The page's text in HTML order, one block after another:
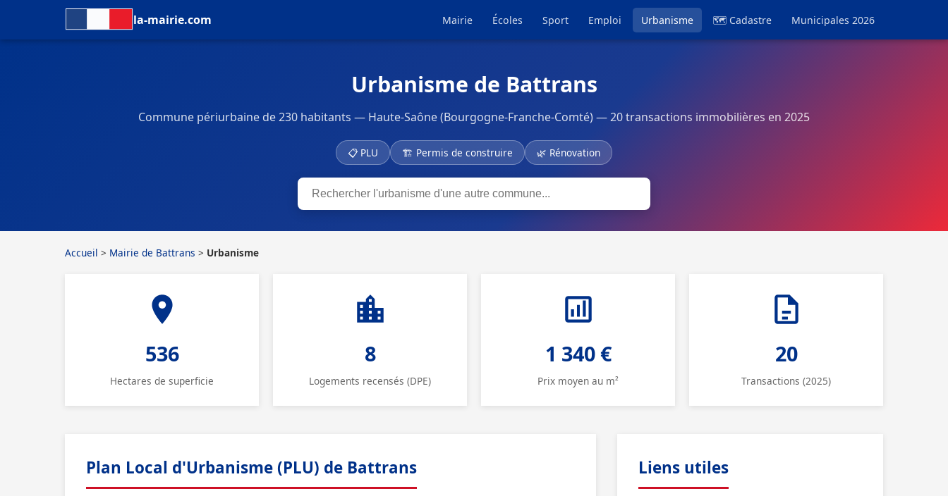
la-mairie.com Mairie Écoles Sport Emploi Urbanisme 🗺 Cadastre Municipales 2026
Urbanisme de Battrans
Commune périurbaine de 230 habitants — Haute-Saône (Bourgogne-Franche-Comté) — 20 transactions immobilières en 2025
📋 PLU 🏗 Permis de construire 🌿 Rénovation
Accueil > Mairie de Battrans > Urbanisme
536
Hectares de superficie
8
Logements recensés (DPE)
1 340 €
Prix moyen au m²
20
Transactions (2025)
Plan Local d'Urbanisme (PLU) de Battrans Liens utiles